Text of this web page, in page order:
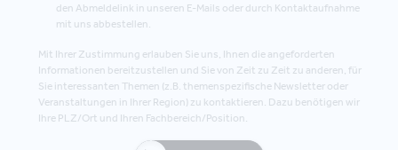
den Abmeldelink in unseren E-Mails oder durch Kontaktaufnahme
mit uns abbestellen.
Mit Ihrer Zustimmung erlauben Sie uns, Ihnen die angeforderten
Informationen bereitzustellen und Sie von Zeit zu Zeit zu anderen, für
Sie interessanten Themen (z.B. themenspezifische Newsletter oder
Veranstaltungen in Ihrer Region) zu kontaktieren. Dazu benötigen wir
Ihre PLZ/Ort und Ihren Fachbereich/Position.